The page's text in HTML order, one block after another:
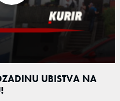
UBISTVA NA